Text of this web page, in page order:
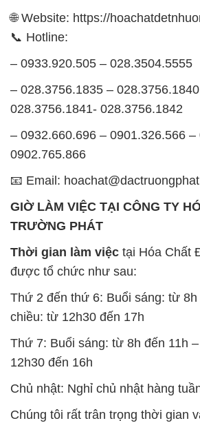
🌐 Website: https://
📞 Hotline:
– 0933.920.505 – 028.3504.5555
– 028.3756.1835 –
028.3756.1841- 028.3756.1842
– 0932.660.696 – 0901.326.566
0902.765.866
📧 Email:
GIỜ LÀM VIỆC TẠI CÔNG TY
TRƯỜNG PHÁT
Thời gian làm việc tại Hóa Chất
được tổ chức như sau:
Thứ 2 đến thứ 6: Buổi sáng: từ 8h
chiều: từ 12h30 đến 17h
Thứ 7: Buổi sáng: từ 8h đến 11h
12h30 đến 16h
Chủ nhật: Nghỉ chủ nhật hàng
Chúng tôi rất trân trọng thời gian